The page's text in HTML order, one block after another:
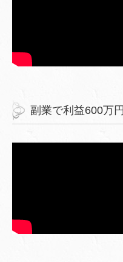
副業で利益600万